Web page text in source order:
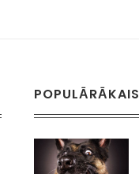
POPULĀRĀKAIS